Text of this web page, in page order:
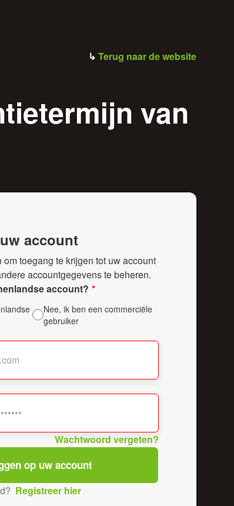
↳ Terug naar de website
van
account
toegang te krijgen tot uw account
accountgegevens te beheren.
account?
Nee, ik ben een commerciële
gebruiker
Wachtwoord vergeten?
Registreer hier